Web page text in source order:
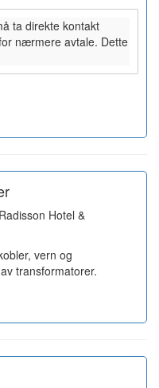
ta direkte kontakt
nærmere avtale. Dette
Hotel &
vern og
transformatorer.